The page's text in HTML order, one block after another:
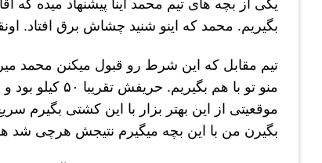
یکی از بچه های تیم محمد اینا پیشنهاد میده که
بگیریم. محمد که اینو شنید چشاش برق
تیم مقابل که این شرط رو قبول میکنن محمد
موقعیتی از این بهتر بزار با این کشتی بگیرم
بگیرن من با این بچه میگیرم نتیجش هرچی شد